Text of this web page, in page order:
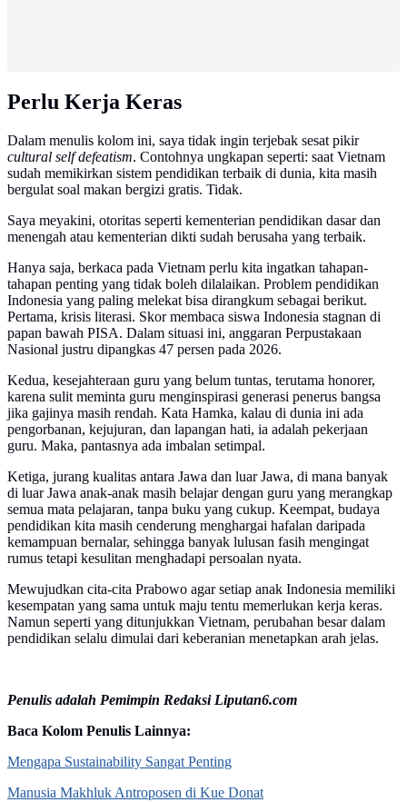
Perlu Kerja Keras
Dalam menulis kolom ini, saya tidak ingin terjebak sesat pikir
cultural self defeatism. Contohnya ungkapan seperti: saat Vietnam
sudah memikirkan sistem pendidikan terbaik di dunia, kita masih
bergulat soal makan bergizi gratis. Tidak.
Saya meyakini, otoritas seperti kementerian pendidikan dasar dan
menengah atau kementerian dikti sudah berusaha yang terbaik.
Hanya saja, berkaca pada Vietnam perlu kita ingatkan tahapan-
tahapan penting yang tidak boleh dilalaikan. Problem pendidikan
Indonesia yang paling melekat bisa dirangkum sebagai berikut.
Pertama, krisis literasi. Skor membaca siswa Indonesia stagnan di
papan bawah PISA. Dalam situasi ini, anggaran Perpustakaan
Nasional justru dipangkas 47 persen pada 2026.
Kedua, kesejahteraan guru yang belum tuntas, terutama honorer,
karena sulit meminta guru menginspirasi generasi penerus bangsa
jika gajinya masih rendah. Kata Hamka, kalau di dunia ini ada
pengorbanan, kejujuran, dan lapangan hati, ia adalah pekerjaan
guru. Maka, pantasnya ada imbalan setimpal.
Ketiga, jurang kualitas antara Jawa dan luar Jawa, di mana banyak
di luar Jawa anak-anak masih belajar dengan guru yang merangkap
semua mata pelajaran, tanpa buku yang cukup. Keempat, budaya
pendidikan kita masih cenderung menghargai hafalan daripada
kemampuan bernalar, sehingga banyak lulusan fasih mengingat
rumus tetapi kesulitan menghadapi persoalan nyata.
Mewujudkan cita-cita Prabowo agar setiap anak Indonesia memiliki
kesempatan yang sama untuk maju tentu memerlukan kerja keras.
Namun seperti yang ditunjukkan Vietnam, perubahan besar dalam
pendidikan selalu dimulai dari keberanian menetapkan arah jelas.
Penulis adalah Pemimpin Redaksi Liputan6.com
Baca Kolom Penulis Lainnya:
Mengapa Sustainability Sangat Penting
Manusia Makhluk Antroposen di Kue Donat